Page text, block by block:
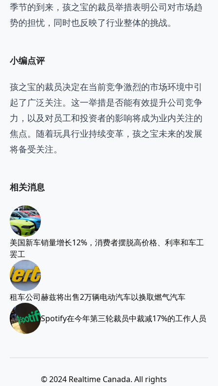
季节的到来，孩之宝的裁员举措表明公司对市场趋
势的担忧，同时也反映了行业整体的挑战。
小编点评
孩之宝的裁员决定在当前竞争激烈的市场环境中引
起了广泛关注。这一举措是否能有效提升公司竞争
力，以及对员工和投资者的影响将成为业内关注的
焦点。随着玩具行业持续变革，孩之宝未来的发展
将备受关注。
相关消息
美国新车销量增长12%，消费者摆脱高价格、利率和车工
罢工
租车公司赫兹将出售2万辆电动汽车以换取燃气汽车
Spotify在今年第三轮裁员中裁减17%的工作人员
© 2024 Realtime Canada. All rights